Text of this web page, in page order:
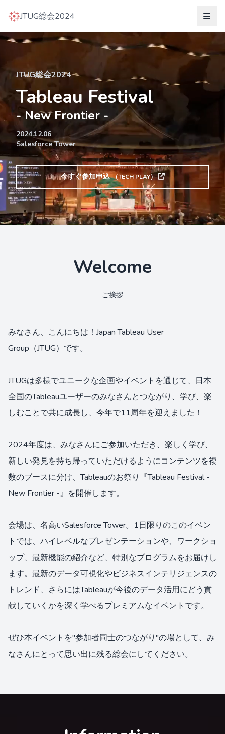
JTUG総会2024
JTUG総会2024
Tableau Festival
- New Frontier -
2024.12.06
Salesforce Tower
今すぐ参加申込（TECH PLAY）
Welcome
ご挨拶
みなさん、こんにちは！Japan Tableau User
Group（JTUG）です。
JTUGは多様でユニークな企画やイベントを通じて、日本
全国のTableauユーザーのみなさんとつながり、学び、楽
しむことで共に成長し、今年で11周年を迎えました！
2024年度は、みなさんにご参加いただき、楽しく学び、
新しい発見を持ち帰っていただけるようにコンテンツを複
数のブースに分け、Tableauのお祭り『Tableau Festival -
New Frontier -』を開催します。
会場は、名高いSalesforce Tower。1日限りのこのイベン
トでは、ハイレベルなプレゼンテーションや、ワークショ
ップ、最新機能の紹介など、特別なプログラムをお届けし
ます。最新のデータ可視化やビジネスインテリジェンスの
トレンド、さらにはTableauが今後のデータ活用にどう貢
献していくかを深く学べるプレミアムなイベントです。
ぜひ本イベントを"参加者同士のつながり"の場として、み
なさんにとって思い出に残る総会にしてください。